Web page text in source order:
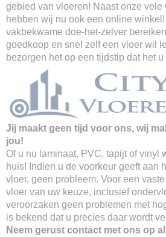
gebied van vloeren! Naast onze
hebben wij nu ook een online
vakbekwame doe-het-zelver
goedkoop en snel zelf een vloer wil
bezorgen het op een tijdstip dat het u
Jij maakt geen tijd voor ons, wij
jou!
Of u nu laminaat, PVC, tapijt of vinyl
huis! Indien u de voorkeur geeft aan
vloer, geen probleem. Voor een
vloer van uw keuze, inclusief
veroorzaken geen problemen met
is bekend dat u precies daar wordt
Neem gerust contact met ons op